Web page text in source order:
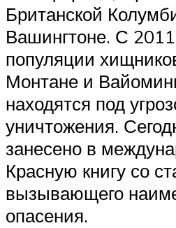
Британской
Вашингтоне. С 2011
популяции
Монтане и
находятся под
уничтожения.
занесено в
Красную книгу со
вызывающего
опасения.